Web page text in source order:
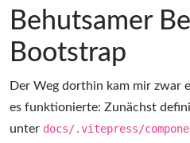
Behutsamer
Bootstrap
Der Weg dorthin kam mir zwar
es funktionierte: Zunächst
unter docs/.vitepress/